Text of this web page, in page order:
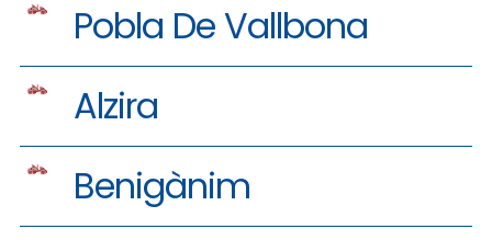
Pobla De Vallbona
Alzira
Benigànim